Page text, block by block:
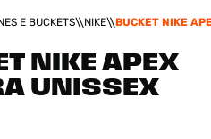
E BUCKETS NIKE
BUCKET NIKE
NIKE APEX
UNISSEX